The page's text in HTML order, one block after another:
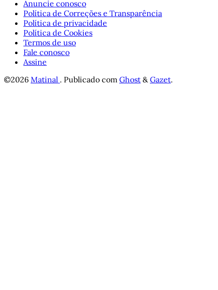
Anuncie conosco
Política de Correções e Transparência
Política de privacidade
Política de Cookies
Termos de uso
Fale conosco
Assine
©2026 Matinal . Publicado com Ghost &Gazet.